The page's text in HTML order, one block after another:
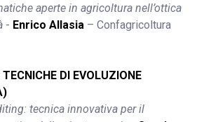
aperte in agricoltura nell’ottica
- Enrico Allasia – Confagricoltura
TECNICHE DI EVOLUZIONE
tecnica innovativa per il